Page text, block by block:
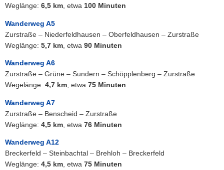
Weglänge: 6,5 km, etwa 100 Minuten
Wanderweg A5
Zurstraße – Niederfeldhausen – Oberfeldhausen – Zurstraße
Weglänge: 5,7 km , etwa 90 Minuten
Wanderweg A6
Zurstraße – Grüne – Sundern – Schöpplenberg – Zurstraße
Wegelänge: 4,7 km, etwa 75 Minuten
Wanderweg A7
Zurstraße – Benscheid – Zurstraße
Weglänge: 4,5 km , etwa 76 Minuten
Wanderweg A12
Breckerfeld – Steinbachtal – Brehloh – Breckerfeld
Weglänge: 4,5 km, etwa 75 Minuten